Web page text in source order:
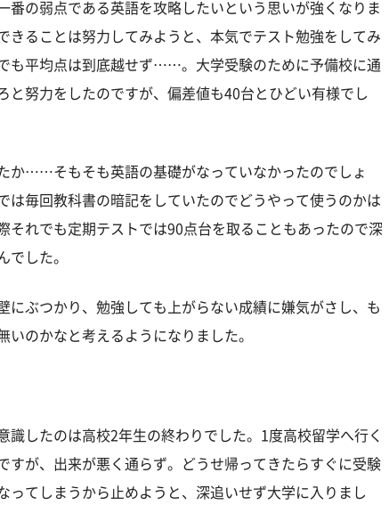
番の弱点である英語を攻略したいという思いが強くなりま
きることは努力してみようと、本気でテスト勉強をしてみ
も平均点は到底越せず……。大学受験のために予備校に通
と努力をしたのですが、偏差値も40台とひどい有様でし
か……そもそも英語の基礎がなっていなかったのでしょ
は毎回教科書の暗記をしていたのでどうやって使うのかは
それでも定期テストでは90点台を取ることもあったので深
でした。
にぶつかり、勉強しても上がらない成績に嫌気がさし、も
いのかなと考えるようになりました。
識したのは高校2年生の終わりでした。1度高校留学へ行く
すが、出来が悪く通らず。どうせ帰ってきたらすぐに受験
ってしまうから止めようと、深追いせず大学に入りまし